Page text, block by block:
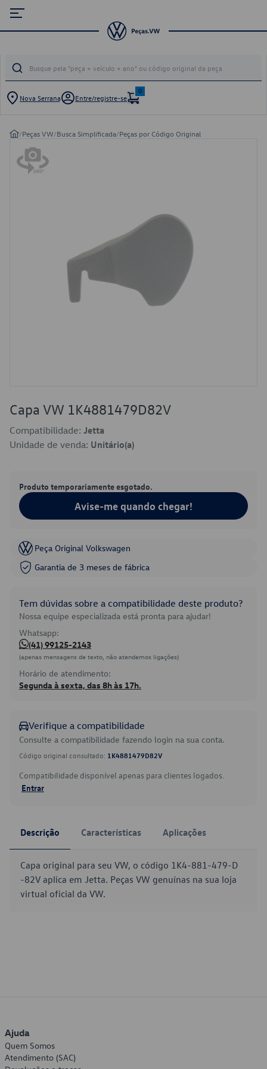
Nova Serrana Entre/registre-se
0
/Peças VW/Busca Simplificada/Peças por Código Original
Capa VW 1K4881479D82V
Compatibilidade: Jetta
Unidade de venda: Unitário(a)
Produto temporariamente esgotado.
Avise-me quando chegar!
Peça Original Volkswagen
Garantia de 3 meses de fábrica
Tem dúvidas sobre a compatibilidade deste produto?
Nossa equipe especializada está pronta para ajudar!
Whatsapp:
(41) 99125-2143
(apenas mensagens de texto, não atendemos ligações)
Horário de atendimento:
Segunda à sexta, das 8h às 17h.
Verifique a compatibilidade
Consulte a compatibilidade fazendo login na sua conta.
Código original consultado: 1K4881479D82V
Compatibilidade disponível apenas para clientes logados.
Entrar
Descrição Características Aplicações
Capa original para seu VW, o código 1K4-881-479-D
-82V aplica em Jetta. Peças VW genuínas na sua loja
virtual oficial da VW.
Ajuda
Quem Somos
Atendimento (SAC)